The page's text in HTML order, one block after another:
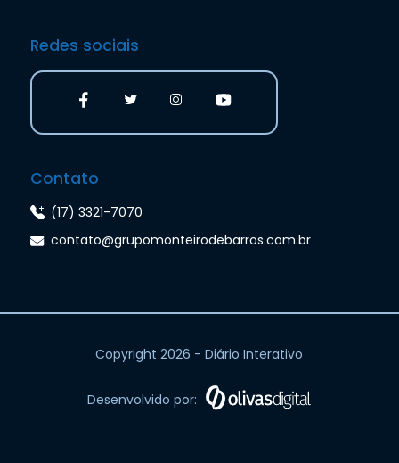
Redes sociais
Contato
(17) 3321-7070
contato@grupomonteirodebarros.com.br
Copyright 2026 - Diário Interativo
Desenvolvido por: